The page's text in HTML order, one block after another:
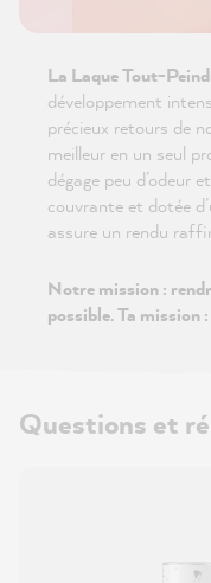
La Laque Tout-
développement
précieux retours de
meilleur en un seul
dégage peu d’odeur
couvrante et dotée
assure un rendu
Notre mission :
possible. Ta mission
Questions et